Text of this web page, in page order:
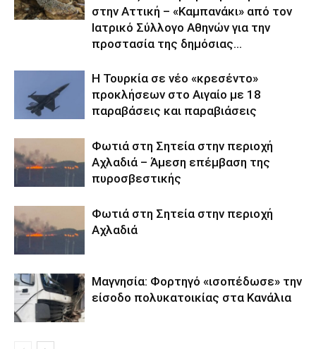
στην Αττική – «Καμπανάκι» από τον
Ιατρικό Σύλλογο Αθηνών για την
προστασία της δημόσιας...
Η Τουρκία σε νέο «κρεσέντο»
προκλήσεων στο Αιγαίο με 18
παραβάσεις και παραβιάσεις
Φωτιά στη Σητεία στην περιοχή
Αχλαδιά – Άμεση επέμβαση της
πυροσβεστικής
Φωτιά στη Σητεία στην περιοχή
Αχλαδιά
Μαγνησία: Φορτηγό «ισοπέδωσε» την
είσοδο πολυκατοικίας στα Κανάλια